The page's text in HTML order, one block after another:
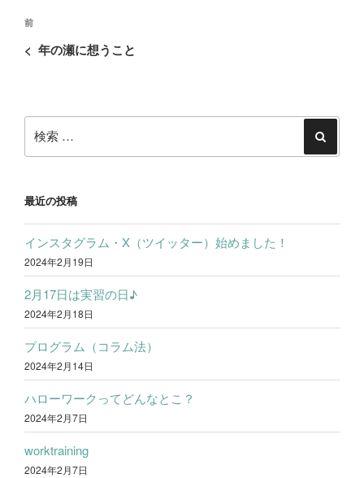
o
k
投
稿
ナ
ー
シ
ン
過
去
稿
前
< 年の瀬に想うこと
索:
検
索
最近の投稿
インスタグラム・X（ツイッター）始めました！
2024年2月19日
2月17日は実習の日♪
2024年2月18日
プログラム（コラム法）
2024年2月14日
ハローワークってどんなとこ？
2024年2月7日
worktraining
2024年2月7日